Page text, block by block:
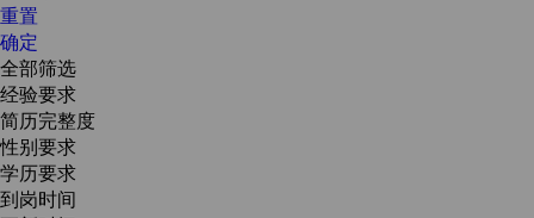
重置
确定
全部筛选
经验要求
简历完整度
性别要求
学历要求
到岗时间